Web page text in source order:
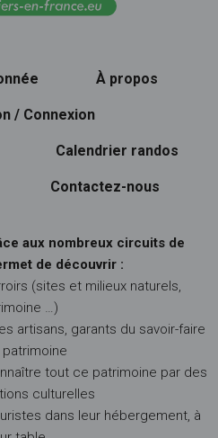
À propos
/ Connexion
Calendrier randos
Contactez-nous
aux nombreux circuits de
de découvrir :
(sites et milieux naturels,
…)
artisans, garants du savoir-faire
tout ce patrimoine par des
culturelles
dans leur hébergement, à